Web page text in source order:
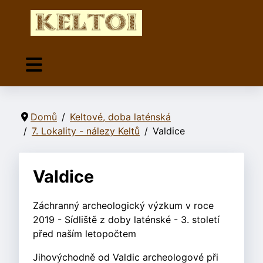
Domů
Keltové, doba laténská
7. Lokality - nálezy Keltů
Valdice
Valdice
Záchranný archeologický výzkum v roce
2019 - Sídliště z doby laténské - 3. století
před naším letopočtem
Jihovýchodně od Valdic archeologové při